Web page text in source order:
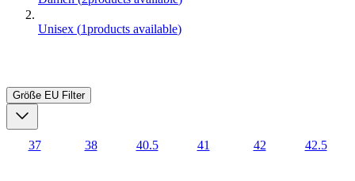
Unisex (1products available)
Größe EU Filter
37 38 40.5 41 42 42.5